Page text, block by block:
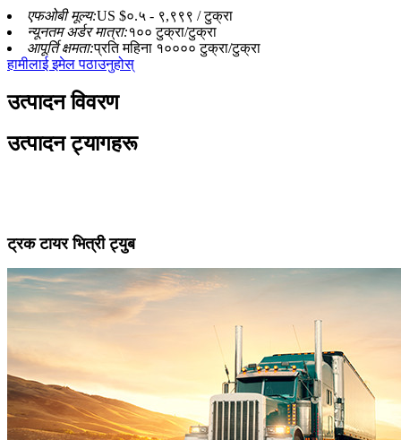
एफओबी मूल्य:US $०.५ - ९,९९९ / टुक्रा
न्यूनतम अर्डर मात्रा:१०० टुक्रा/टुक्रा
आपूर्ति क्षमता:प्रति महिना १०००० टुक्रा/टुक्रा
हामीलाई इमेल पठाउनुहोस्
उत्पादन विवरण
उत्पादन ट्यागहरू
ट्रक टायर भित्री ट्युब